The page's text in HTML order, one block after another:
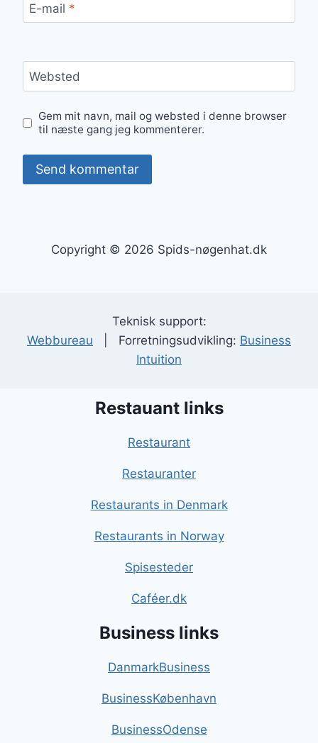
E-mail *
Websted
Gem mit navn, mail og websted i denne browser
til næste gang jeg kommenterer.
Copyright © 2026 Spids-nøgenhat.dk
Teknisk support:
Webbureau | Forretningsudvikling: Business
Intuition
Restauant links
Restaurant
Restauranter
Restaurants in Denmark
Restaurants in Norway
Spisesteder
Caféer.dk
Business links
DanmarkBusiness
BusinessKøbenhavn
BusinessOdense